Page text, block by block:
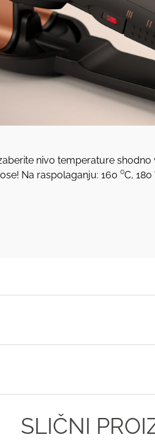
nivo temperature shodno
Na raspolaganju: 160 ⁰C, 180
SLIČNI